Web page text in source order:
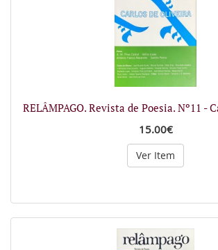
RELÂMPAGO. Revista de Poesia. Nº11 -
15.00€
Ver Item